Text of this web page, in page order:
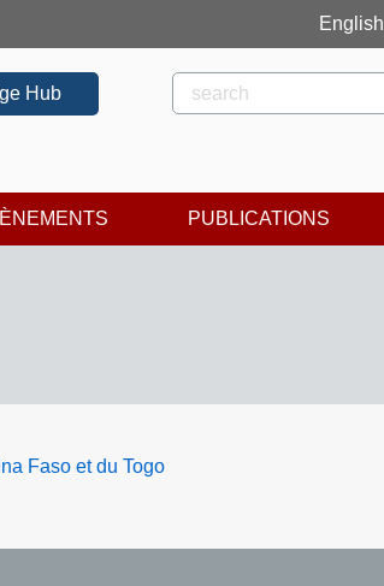
English
Rechercher
Rechercher
Hub
PUBLICATIONS
Faso et du Togo